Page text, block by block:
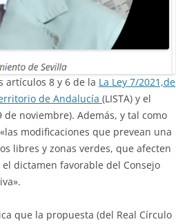
artículos 8 y 6 de la La Ley 7/2021,de
de Andalucía (LISTA) y el
noviembre). Además, y tal como
modificaciones que prevean una
libres y zonas verdes, que afecten
dictamen favorable del Consejo
que la propuesta (del Real Círculo